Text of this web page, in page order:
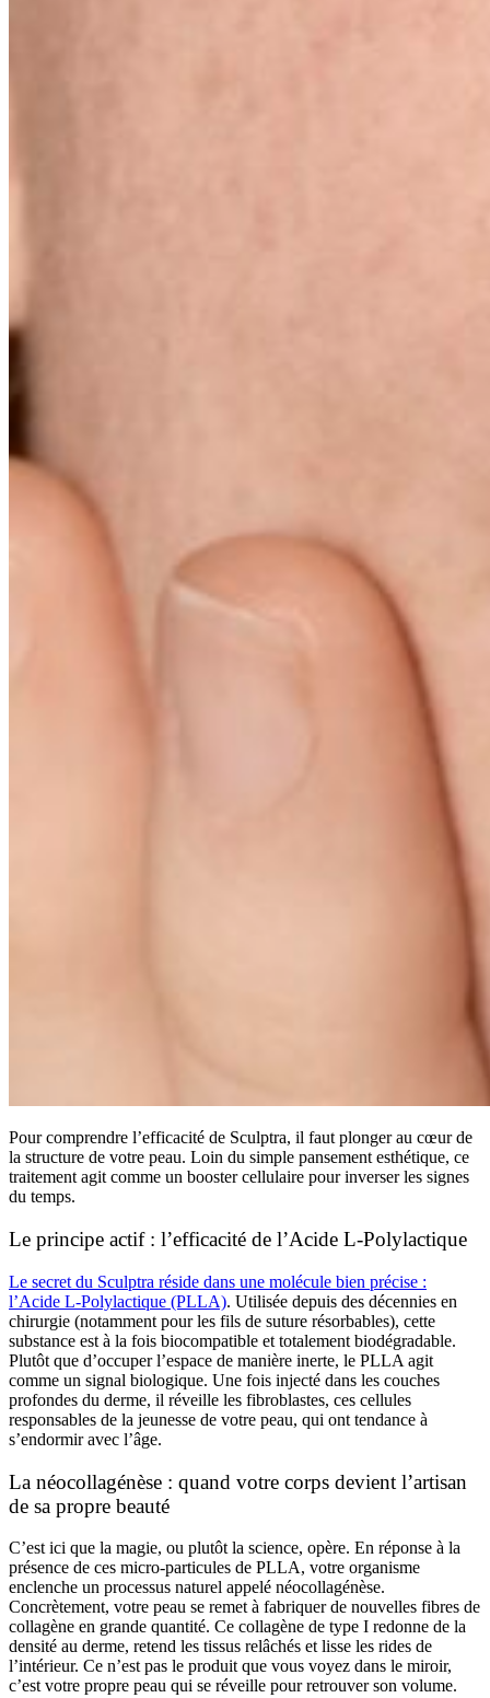
Pour comprendre l’efficacité de Sculptra, il faut plonger au cœur de
la structure de votre peau. Loin du simple pansement esthétique, ce
traitement agit comme un booster cellulaire pour inverser les signes
du temps.
Le principe actif : l’efficacité de l’Acide L-Polylactique
Le secret du Sculptra réside dans une molécule bien précise :
l’Acide L-Polylactique (PLLA). Utilisée depuis des décennies en
chirurgie (notamment pour les fils de suture résorbables), cette
substance est à la fois biocompatible et totalement biodégradable.
Plutôt que d’occuper l’espace de manière inerte, le PLLA agit
comme un signal biologique. Une fois injecté dans les couches
profondes du derme, il réveille les fibroblastes, ces cellules
responsables de la jeunesse de votre peau, qui ont tendance à
s’endormir avec l’âge.
La néocollagénèse : quand votre corps devient l’artisan
de sa propre beauté
C’est ici que la magie, ou plutôt la science, opère. En réponse à la
présence de ces micro-particules de PLLA, votre organisme
enclenche un processus naturel appelé néocollagénèse.
Concrètement, votre peau se remet à fabriquer de nouvelles fibres de
collagène en grande quantité. Ce collagène de type I redonne de la
densité au derme, retend les tissus relâchés et lisse les rides de
l’intérieur. Ce n’est pas le produit que vous voyez dans le miroir,
c’est votre propre peau qui se réveille pour retrouver son volume.